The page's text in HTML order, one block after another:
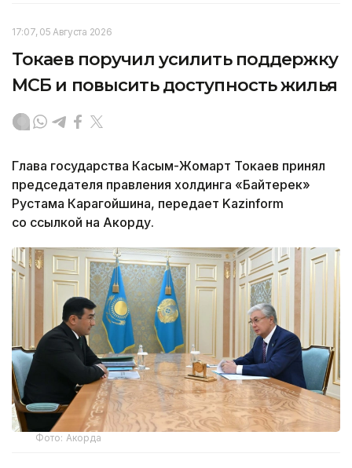
17:07, 05 Августа 2026
Токаев поручил усилить поддержку
МСБ и повысить доступность жилья
Глава государства Касым-Жомарт Токаев принял
председателя правления холдинга «Байтерек»
Рустама Карагойшина, передает Kazinform
со ссылкой на Акорду.
Фото: Акорда